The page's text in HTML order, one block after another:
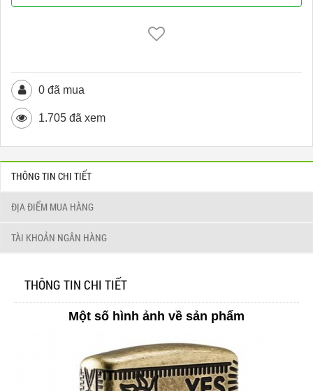
0 đã mua
1.705 đã xem
THÔNG TIN CHI TIẾT
ĐỊA ĐIỂM MUA HÀNG
TÀI KHOẢN NGÂN HÀNG
THÔNG TIN CHI TIẾT
Một số hình ảnh về sản phẩm